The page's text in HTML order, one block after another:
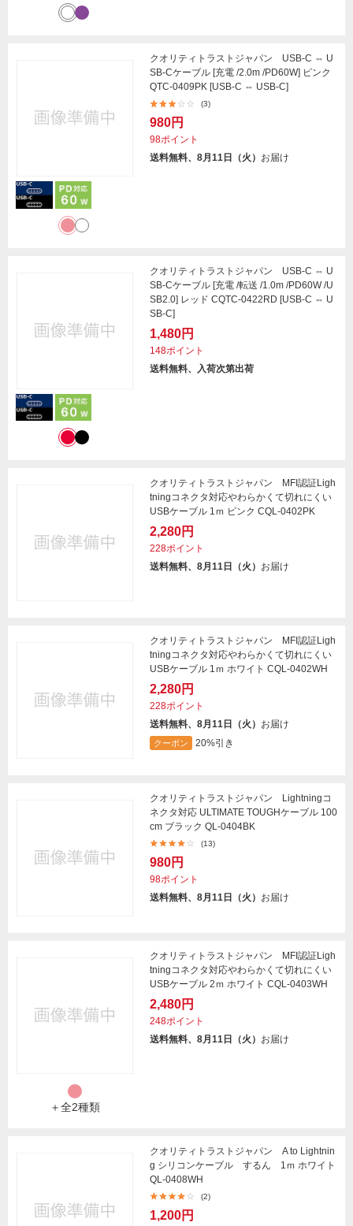
クオリティトラストジャパン USB-C ⇔ U
SB-Cケーブル [充電 /2.0m /PD60W] ピンク
QTC-0409PK [USB-C ⇔ USB-C]
(3)
980円
98ポイント
送料無料、8月11日（火） お届け
クオリティトラストジャパン USB-C ⇔ U
SB-Cケーブル [充電 /転送 /1.0m /PD60W /U
SB2.0] レッド CQTC-0422RD [USB-C ⇔ U
SB-C]
1,480円
148ポイント
送料無料、入荷次第出荷
クオリティトラストジャパン MFI認証Ligh
tningコネクタ対応やわらかくて切れにくい
USBケーブル 1ｍ ピンク CQL-0402PK
2,280円
228ポイント
送料無料、8月11日（火） お届け
クオリティトラストジャパン MFI認証Ligh
tningコネクタ対応やわらかくて切れにくい
USBケーブル 1ｍ ホワイト CQL-0402WH
2,280円
228ポイント
送料無料、8月11日（火） お届け
クーポン 20%引き
クオリティトラストジャパン Lightningコ
ネクタ対応 ULTIMATE TOUGHケーブル 100
cm ブラック QL-0404BK
(13)
980円
98ポイント
送料無料、8月11日（火） お届け
＋全2種類
クオリティトラストジャパン MFI認証Ligh
tningコネクタ対応やわらかくて切れにくい
USBケーブル 2ｍ ホワイト CQL-0403WH
2,480円
248ポイント
送料無料、8月11日（火） お届け
クオリティトラストジャパン A to Lightnin
g シリコンケーブル するん 1ｍ ホワイト
QL-0408WH
(2)
1,200円